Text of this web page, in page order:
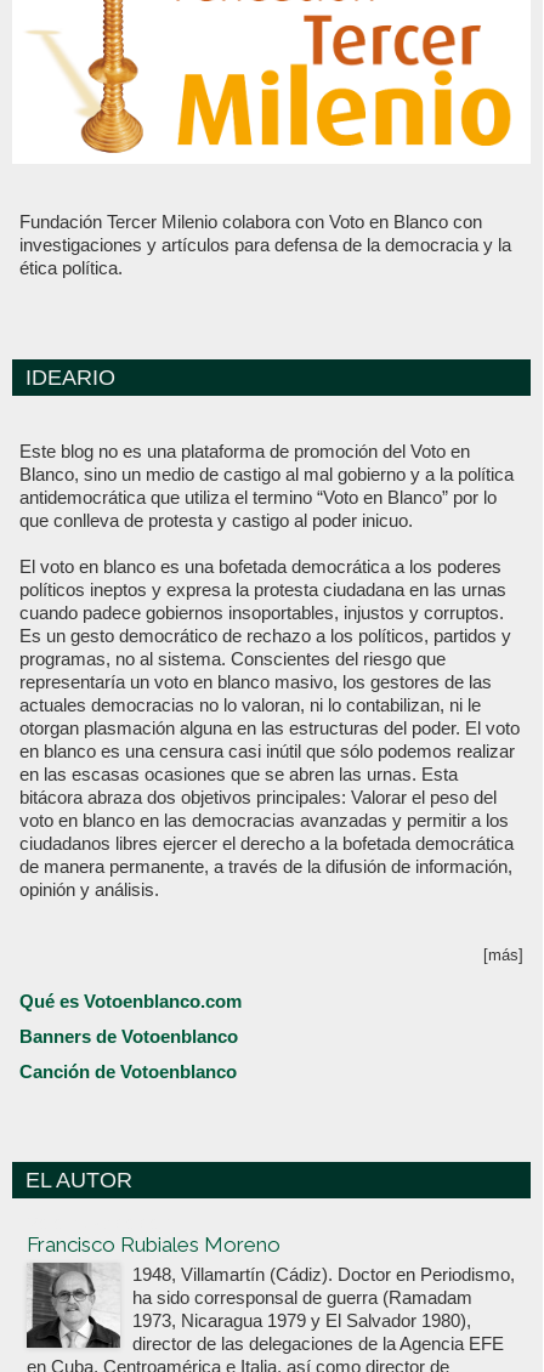
Fundación Tercer Milenio colabora con Voto en Blanco con
investigaciones y artículos para defensa de la democracia y la
ética política.
IDEARIO
Este blog no es una plataforma de promoción del Voto en
Blanco, sino un medio de castigo al mal gobierno y a la política
antidemocrática que utiliza el termino “Voto en Blanco” por lo
que conlleva de protesta y castigo al poder inicuo.
El voto en blanco es una bofetada democrática a los poderes
políticos ineptos y expresa la protesta ciudadana en las urnas
cuando padece gobiernos insoportables, injustos y corruptos.
Es un gesto democrático de rechazo a los políticos, partidos y
programas, no al sistema. Conscientes del riesgo que
representaría un voto en blanco masivo, los gestores de las
actuales democracias no lo valoran, ni lo contabilizan, ni le
otorgan plasmación alguna en las estructuras del poder. El voto
en blanco es una censura casi inútil que sólo podemos realizar
en las escasas ocasiones que se abren las urnas. Esta
bitácora abraza dos objetivos principales: Valorar el peso del
voto en blanco en las democracias avanzadas y permitir a los
ciudadanos libres ejercer el derecho a la bofetada democrática
de manera permanente, a través de la difusión de información,
opinión y análisis.
[más]
Qué es Votoenblanco.com
Banners de Votoenblanco
Canción de Votoenblanco
EL AUTOR
Francisco Rubiales Moreno
1948, Villamartín (Cádiz). Doctor en Periodismo,
ha sido corresponsal de guerra (Ramadam
1973, Nicaragua 1979 y El Salvador 1980),
director de las delegaciones de la Agencia EFE
en Cuba, Centroamérica e Italia, así como director de